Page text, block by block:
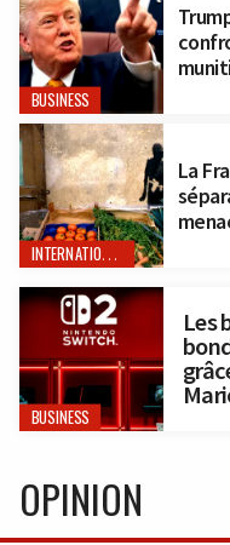
BUSINESS
INTERNATIONAL
La
BUSINESS
Les
OPINION